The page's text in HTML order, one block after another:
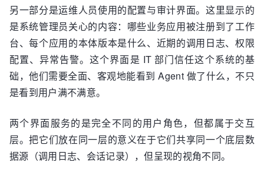
另一部分是运维人员使用的配置与审计界面。这里显示的
是系统管理员关心的内容：哪些业务应用被注册到了工作
台、每个应用的本体版本是什么、近期的调用日志、权限
配置、异常告警。这个界面是 IT 部门信任这个系统的基
础，他们需要全面、客观地能看到 Agent 做了什么，不只
是看到用户满不满意。
两个界面服务的是完全不同的用户角色，但都属于交互
层。把它们放在同一层的意义在于它们共享同一个底层数
据源（调用日志、会话记录），但呈现的视角不同。